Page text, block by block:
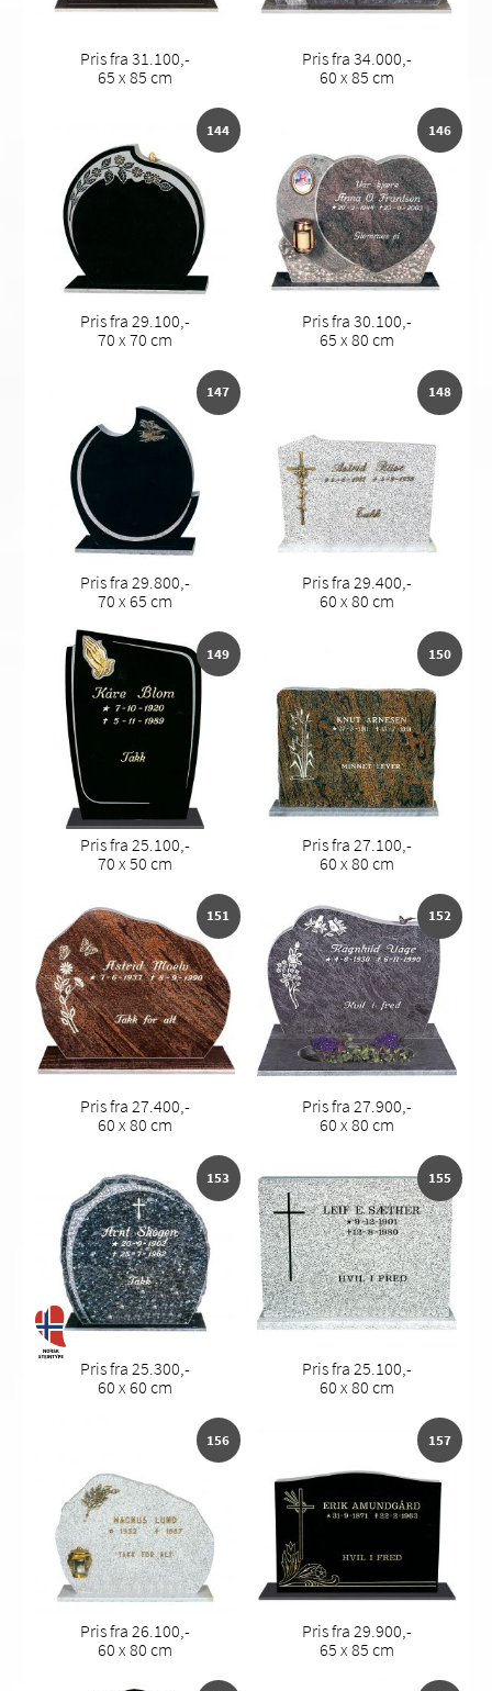
Pris fra 31.100,-
65 x 85 cm
Pris fra 34.000,-
60 x 85 cm
144
Pris fra 29.100,-
70 x 70 cm
146
Pris fra 30.100,-
65 x 80 cm
147
Pris fra 29.800,-
70 x 65 cm
148
Pris fra 29.400,-
60 x 80 cm
149
Pris fra 25.100,-
70 x 50 cm
150
Pris fra 27.100,-
60 x 80 cm
151
Pris fra 27.400,-
60 x 80 cm
152
Pris fra 27.900,-
60 x 80 cm
153
Pris fra 25.300,-
60 x 60 cm
155
Pris fra 25.100,-
60 x 80 cm
156
Pris fra 26.100,-
60 x 80 cm
157
Pris fra 29.900,-
65 x 85 cm